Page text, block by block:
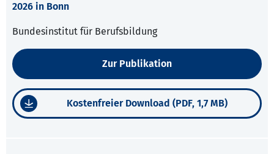
2026 in Bonn
Bundesinstitut für Berufsbildung
Zur Publikation
Kostenfreier Download (PDF, 1,7 MB)